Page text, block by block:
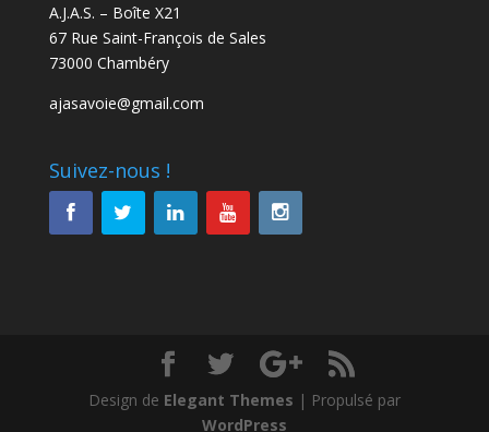
A.J.A.S. – Boîte X21
67 Rue Saint-François de Sales
73000 Chambéry
ajasavoie@gmail.com
Suivez-nous !
Design de Elegant Themes | Propulsé par
WordPress